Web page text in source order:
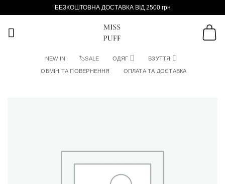
БЕЗКОШТОВНА ДОСТАВКА ВІД 2500 грн
NEW IN 🏷SALE ОДЯГ ВЗУТТЯ
ОБМІН ТА ПОВЕРНЕННЯ ОПЛАТА ТА ДОСТАВКА